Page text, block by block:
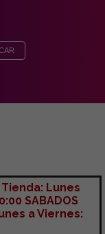
Tienda: Lunes
SABADOS
a Viernes: